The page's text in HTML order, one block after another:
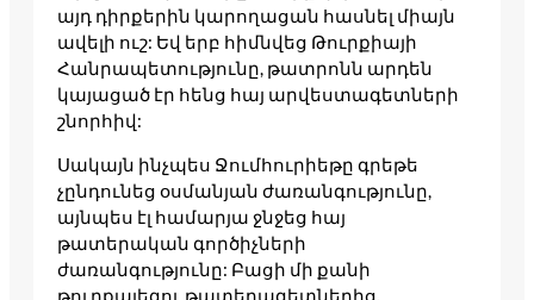
այդ դիրքերին կարողացան հասնել միայն
ավելի ուշ: Եվ երբ հիմնվեց Թուրքիայի
Հանրապետությունը, թատրոնն արդեն
կայացած էր հենց հայ արվեստագետների
շնորհիվ:
Սակայն ինչպես Ջումհուրիեթը գրեթե
չընդունեց օսմանյան ժառանգությունը,
այնպես էլ համարյա ջնջեց հայ
թատերական գործիչների
ժառանգությունը: Բացի մի քանի
թուրքալեզու թատերագետներից,